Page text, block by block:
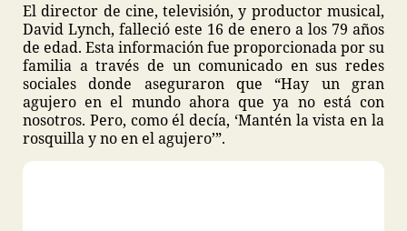
El director de cine, televisión, y productor musical,
David Lynch, falleció este 16 de enero a los 79 años
de edad. Esta información fue proporcionada por su
familia a través de un comunicado en sus redes
sociales donde aseguraron que “Hay un gran
agujero en el mundo ahora que ya no está con
nosotros. Pero, como él decía, ‘Mantén la vista en la
rosquilla y no en el agujero’”.